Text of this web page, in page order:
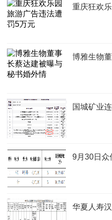
重庆狂欢
博雅生物
国城矿业
9月30日众
华夏人寿